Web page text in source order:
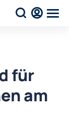
für
am